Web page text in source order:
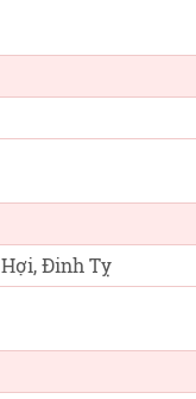
Đinh Tỵ